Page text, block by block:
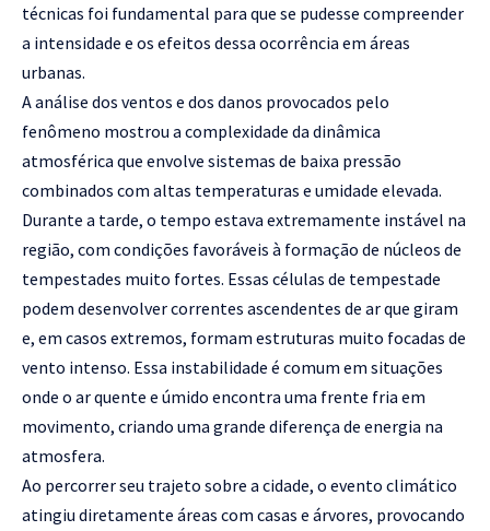
técnicas foi fundamental para que se pudesse compreender
a intensidade e os efeitos dessa ocorrência em áreas
urbanas.
A análise dos ventos e dos danos provocados pelo
fenômeno mostrou a complexidade da dinâmica
atmosférica que envolve sistemas de baixa pressão
combinados com altas temperaturas e umidade elevada.
Durante a tarde, o tempo estava extremamente instável na
região, com condições favoráveis à formação de núcleos de
tempestades muito fortes. Essas células de tempestade
podem desenvolver correntes ascendentes de ar que giram
e, em casos extremos, formam estruturas muito focadas de
vento intenso. Essa instabilidade é comum em situações
onde o ar quente e úmido encontra uma frente fria em
movimento, criando uma grande diferença de energia na
atmosfera.
Ao percorrer seu trajeto sobre a cidade, o evento climático
atingiu diretamente áreas com casas e árvores, provocando